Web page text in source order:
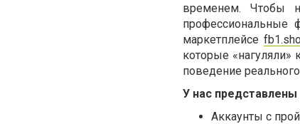
временем. Чтобы
профессиональные
маркетплейсе
которые «нагуляли»
поведение
У нас
Аккаунты с